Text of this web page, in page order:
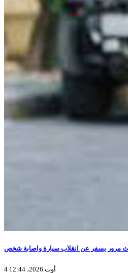
مرور يسفر عن انقلاب سيارة واصابة شخص
4 أوت 2026، 12:44